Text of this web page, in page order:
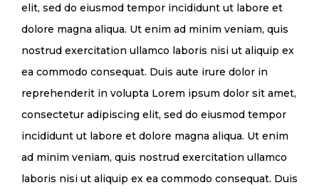
elit, sed do eiusmod tempor incididunt ut labore et
dolore magna aliqua. Ut enim ad minim veniam, quis
nostrud exercitation ullamco laboris nisi ut aliquip ex
ea commodo consequat. Duis aute irure dolor in
reprehenderit in volupta Lorem ipsum dolor sit amet,
consectetur adipiscing elit, sed do eiusmod tempor
incididunt ut labore et dolore magna aliqua. Ut enim
ad minim veniam, quis nostrud exercitation ullamco
laboris nisi ut aliquip ex ea commodo consequat. Duis